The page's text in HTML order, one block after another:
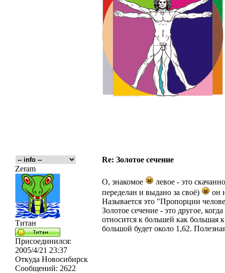
Re: Золотое сечение
Zeram
Титан
Присоединился:
2005/4/21 23:37
Откуда Новосибирск
Сообщений: 2622
О, знакомое
левое - это
переделан и выдано за своё)
он
Называется это "Пропорции
Золотое сечение - это другое,
относится к большей как большая
большой будет около 1,62.